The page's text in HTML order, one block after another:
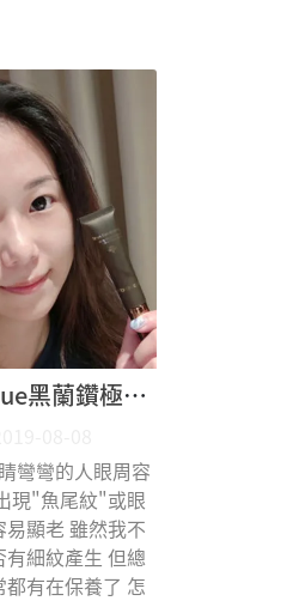
涵沛Hanpeique黑蘭鑽極致逆齡眼霜 Jona 體驗分享
彎彎的人眼周容
現"魚尾紋"或眼
顯老 雖然我不
細紋產生 但總
有在保養了 怎